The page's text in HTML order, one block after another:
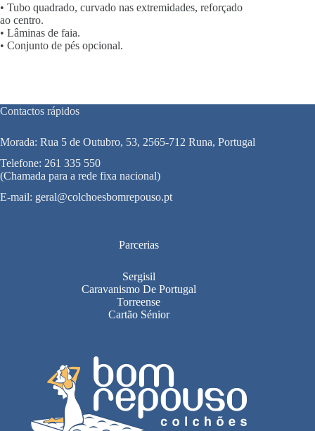
• Tubo quadrado, curvado nas extremidades, reforçado
ao centro.
• Lâminas de faia.
• Conjunto de pés opcional.
Contactos rápidos
Morada: Rua 5 de Outubro, 53, 2565-712 Runa, Portugal
Telefone: 261 335 550
(Chamada para a rede fixa nacional)
E-mail: geral@colchoesbomrepouso.pt
Parcerias
Sergisil
Caravanismo De Portugal
Torreense
Cartão Sénior